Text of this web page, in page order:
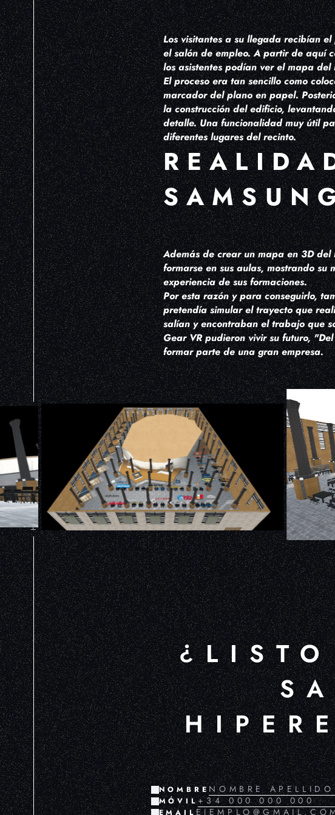
HIPEREXPERIENCIA
Los visitantes a su llegada recibían
el salón de empleo. A partir de aquí
los asistentes podían ver el mapa del
El proceso era tan sencillo como
marcador del plano en papel.
la construcción del edificio,
detalle. Una funcionalidad muy útil
diferentes lugares del recinto.
Además de crear un mapa en 3D
formarse en sus aulas, mostrando
experiencia de sus formaciones.
Por esta razón y para conseguirlo,
pretendía simular el trayecto que
salían y encontraban el trabajo que
Gear VR pudieron vivir su futuro,
formar parte de una gran empresa.
NOMBRE
MÓVIL
EMAIL